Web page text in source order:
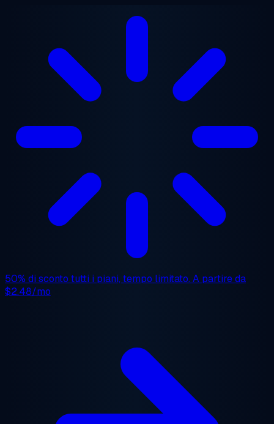
50% di sconto tutti i piani, tempo limitato. A partire da
$2.48/mo